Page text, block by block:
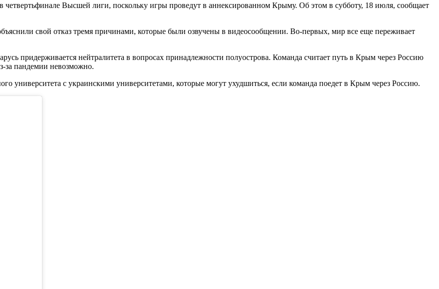
четвертьфинале Высшей лиги, поскольку игры проведут в аннексированном Крыму. Об этом в субботу, 18 июля, сообщает
свой отказ тремя причинами, которые были озвучены в видеосообщении. Во-первых, мир все еще переживает
придерживается нейтралитета в вопросах принадлежности полуострова. Команда считает путь в Крым через Россию
за пандемии невозможно.
университета с украинскими университетами, которые могут ухудшиться, если команда поедет в Крым через Россию.